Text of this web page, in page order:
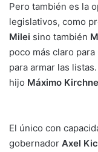
Pero también es la
legislativos, como
Milei sino también
poco más claro
para armar las
hijo Máximo
El único con
gobernador Axel